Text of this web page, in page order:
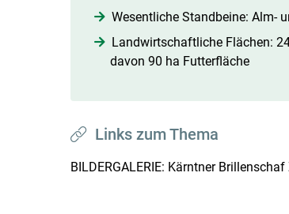
Wesentliche Standbeine: Alm-
Landwirtschaftliche Flächen:
davon 90 ha Futterfläche
Links zum Thema
BILDERGALERIE: Kärntner